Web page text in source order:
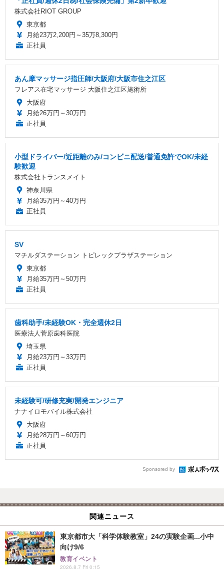
株式会社RIOT GROUP
東京都
月給23万2,200円～35万8,300円
正社員
あん摩マッサージ指圧師/大阪府/大阪市住之江区
フレアス在宅マッサージ 大阪住之江区施術所
大阪府
月給26万円～30万円
正社員
小型ドライバー/近距離のみ/コンビニ配送/普通免許でOK/未経
験歓迎
株式会社トランスメイト
神奈川県
月給35万円～40万円
正社員
SV
マチルダステーション トピレックプラザステーション
東京都
月給35万円～50万円
正社員
歯科助手/未経験OK・完全週休2日
医療法人菅原歯科医院
埼玉県
月給23万円～33万円
正社員
未経験可/研修充実/開発エンジニア
ナナイロモバイル株式会社
大阪府
月給28万円～60万円
正社員
Sponsored by
関連ニュース
東京都市大「科学体験教室」24の実験企画...小中
向け9/6
教育イベント
2026.8.7 Fri 0:15